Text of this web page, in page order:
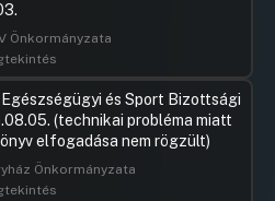
Önkormányzata
és Sport Bizottsági
(technikai probléma miatt
elfogadása nem rögzült)
Önkormányzata